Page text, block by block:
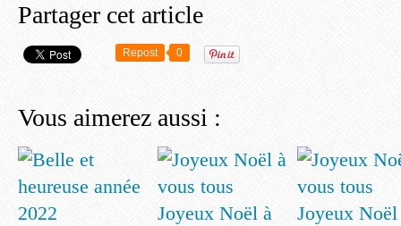
Partager cet article
Repost 0
Vous aimerez aussi :
Joyeux Noël à
Joyeux Noël